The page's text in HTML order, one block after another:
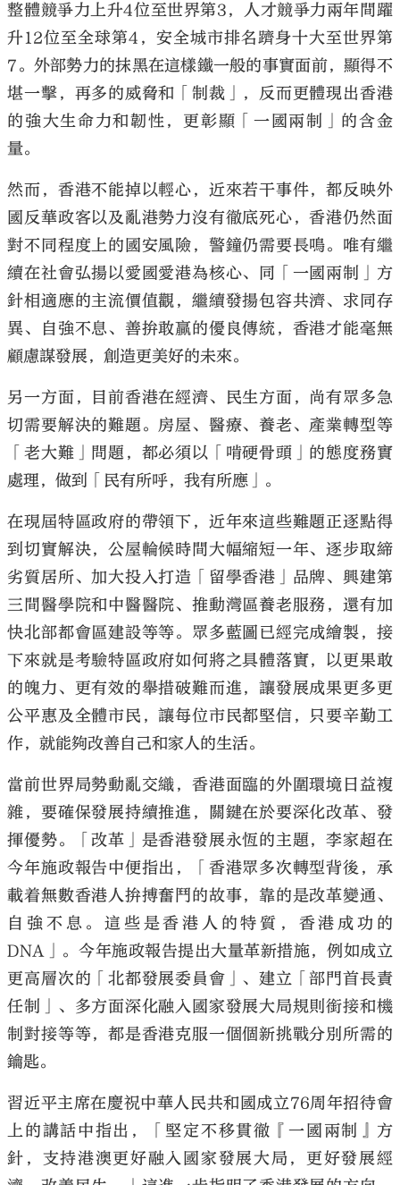
整體競爭力上升4位至世界第3，人才競爭力兩年間躍
升12位至全球第4，安全城市排名躋身十大至世界第
7。外部勢力的抹黑在這樣鐵一般的事實面前，顯得不
堪一擊，再多的威脅和「制裁」，反而更體現出香港
的強大生命力和韌性，更彰顯「一國兩制」的含金
量。
然而，香港不能掉以輕心，近來若干事件，都反映外
國反華政客以及亂港勢力沒有徹底死心，香港仍然面
對不同程度上的國安風險，警鐘仍需要長鳴。唯有繼
續在社會弘揚以愛國愛港為核心、同「一國兩制」方
針相適應的主流價值觀，繼續發揚包容共濟、求同存
異、自強不息、善拚敢贏的優良傳統，香港才能毫無
顧慮謀發展，創造更美好的未來。
另一方面，目前香港在經濟、民生方面，尚有眾多急
切需要解決的難題。房屋、醫療、養老、產業轉型等
「老大難」問題，都必須以「啃硬骨頭」的態度務實
處理，做到「民有所呼，我有所應」。
在現屆特區政府的帶領下，近年來這些難題正逐點得
到切實解決，公屋輪候時間大幅縮短一年、逐步取締
劣質居所、加大投入打造「留學香港」品牌、興建第
三間醫學院和中醫醫院、推動灣區養老服務，還有加
快北部都會區建設等等。眾多藍圖已經完成繪製，接
下來就是考驗特區政府如何將之具體落實，以更果敢
的魄力、更有效的舉措破難而進，讓發展成果更多更
公平惠及全體市民，讓每位市民都堅信，只要辛勤工
作，就能夠改善自己和家人的生活。
當前世界局勢動亂交織，香港面臨的外圍環境日益複
雜，要確保發展持續推進，關鍵在於要深化改革、發
揮優勢。「改革」是香港發展永恆的主題，李家超在
今年施政報告中便指出，「香港眾多次轉型背後，承
載着無數香港人拚搏奮鬥的故事，靠的是改革變通、
自強不息。這些是香港人的特質，香港成功的
DNA」。今年施政報告提出大量革新措施，例如成立
更高層次的「北都發展委員會」、建立「部門首長責
任制」、多方面深化融入國家發展大局規則銜接和機
制對接等等，都是香港克服一個個新挑戰分別所需的
鑰匙。
習近平主席在慶祝中華人民共和國成立76周年招待會
上的講話中指出，「堅定不移貫徹『一國兩制』方
針，支持港澳更好融入國家發展大局，更好發展經